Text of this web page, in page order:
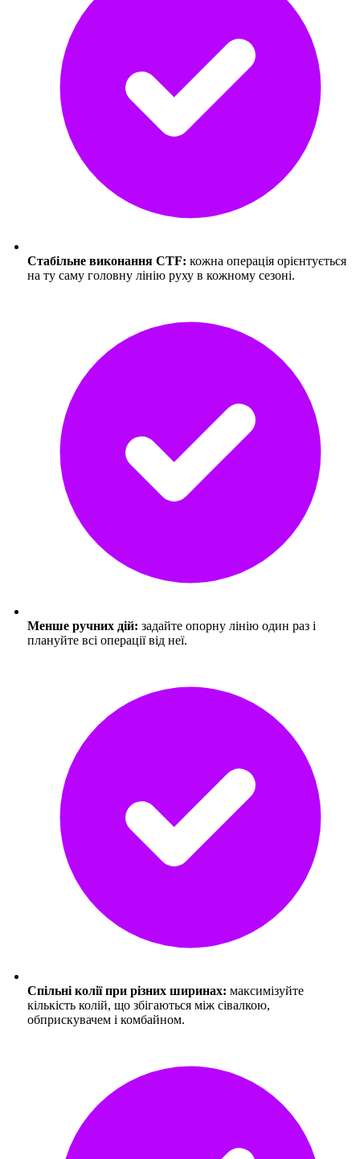
Стабільне виконання CTF: кожна операція орієнтується
на ту саму головну лінію руху в кожному сезоні.
Менше ручних дій: задайте опорну лінію один раз і
плануйте всі операції від неї.
Спільні колії при різних ширинах: максимізуйте
кількість колій, що збігаються між сівалкою,
обприскувачем і комбайном.